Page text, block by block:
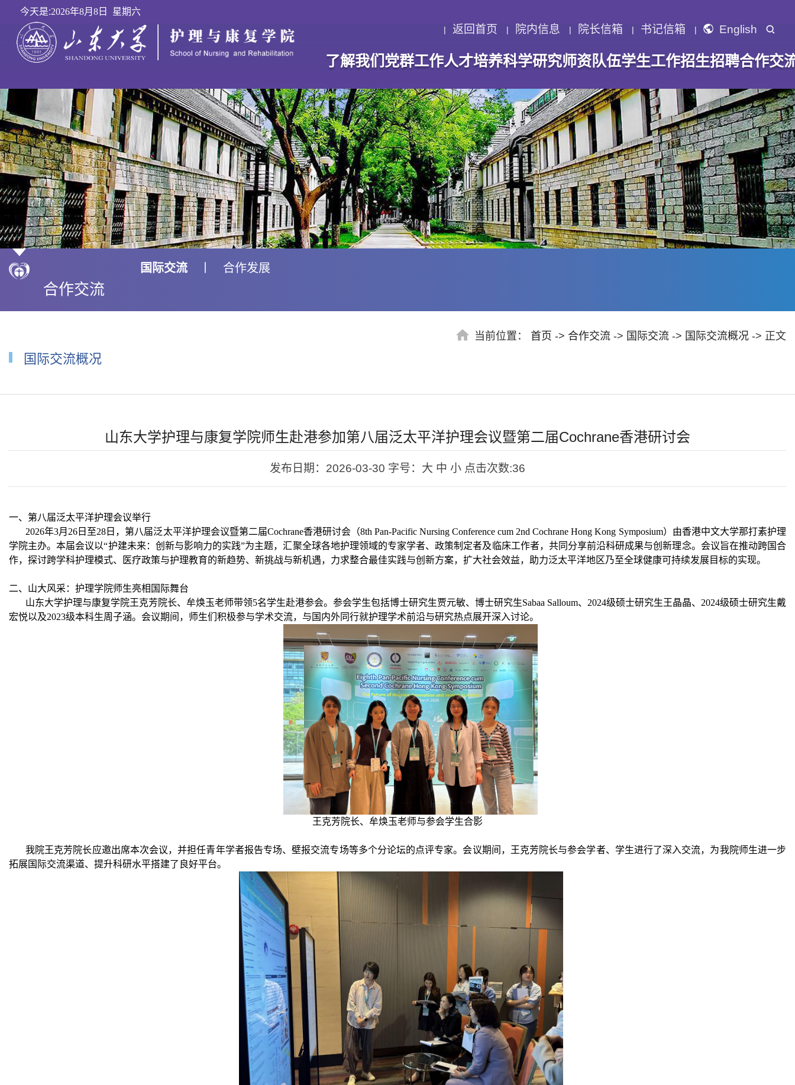
今天是:2026年8月8日 星期六
返回首页 院内信息 院长信箱 书记信箱 English
了解我们 党群工作人才培养科学研究师资队伍学生工作招生招聘合作交
合作交流
国际交流 合作发展
国际交流概况
当前位置： 首页 -> 合作交流 -> 国际交流 -> 国际交流概况 -> 正文
山东大学护理与康复学院师生赴港参加第八届泛太平洋护理会议暨第二届Cochrane香港研讨会
发布日期：2026-03-30 字号：大 中 小 点击次数:36
一、第八届泛太平洋护理会议举行
2026年3月26日至28日，第八届泛太平洋护理会议暨第二届Cochrane香港研讨会（8th Pan-Pacific Nursing Conference cum 2nd Cochrane Hong Kong Symposium） 由香港中文大学那打素护理
学院主办。本届会议以“护建未来：创新与影响力的实践”为主题，汇聚全球各地护理领域的专家学者、政策制定者及临床工作者，共同分享前沿科研成果与创新理念。会议旨在推动跨国合
作，探讨跨学科护理模式、医疗政策与护理教育的新趋势、新挑战与新机遇，力求整合最佳实践与创新方案，扩大社会效益，助力泛太平洋地区乃至全球健康可持续发展目标的实现。
二、山大风采：护理学院师生亮相国际舞台
山东大学护理与康复学院王克芳院长、牟焕玉老师带领5名学生赴港参会。参会学生包括博士研究生贾元敏、博士研究生Sabaa Salloum、2024级硕士研究生王晶晶、2024级硕士研究生戴
宏悦以及2023级本科生周子涵。会议期间，师生们积极参与学术交流，与国内外同行就护理学术前沿与研究热点展开深入讨论。
王克芳院长、牟焕玉老师与参会学生合影
我院王克芳院长应邀出席本次会议，并担任青年学者报告专场、壁报交流专场等多个分论坛的点评专家。会议期间，王克芳院长与参会学者、学生进行了深入交流，为我院师生进一步
拓展国际交流渠道、提升科研水平搭建了良好平台。